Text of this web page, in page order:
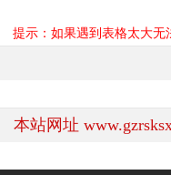
提示：如果遇到表格太大无
本站网址